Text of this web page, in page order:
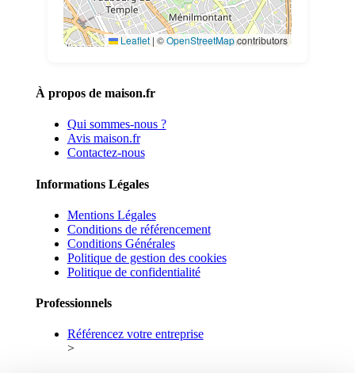
Leaflet | ©OpenStreetMapcontributors
À propos de maison.fr
Qui sommes-nous ?
Avis maison.fr
Contactez-nous
Informations Légales
Mentions Légales
Conditions de référencement
Conditions Générales
Politique de gestion des cookies
Politique de confidentialité
Professionnels
Référencez votre entreprise
>